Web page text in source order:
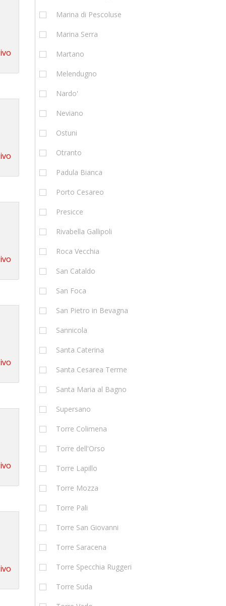
Marina di Pescoluse
Marina Serra
Martano
Melendugno
Nardo'
Neviano
Ostuni
Otranto
Padula Bianca
Porto Cesareo
Presicce
Rivabella Gallipoli
Roca Vecchia
San Cataldo
San Foca
San Pietro in Bevagna
Sannicola
Santa Caterina
Santa Cesarea Terme
Santa Maria al Bagno
Supersano
Torre Colimena
Torre dell'Orso
Torre Lapillo
Torre Mozza
Torre Pali
Torre San Giovanni
Torre Saracena
Torre Specchia Ruggeri
Torre Suda